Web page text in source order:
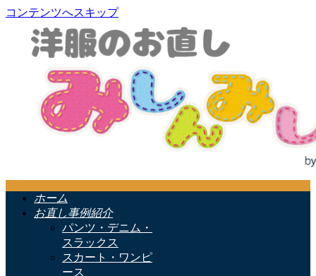
コンテンツへスキップ
ホーム
お直し事例紹介
パンツ・デニム・
スラックス
スカート・ワンピ
ース